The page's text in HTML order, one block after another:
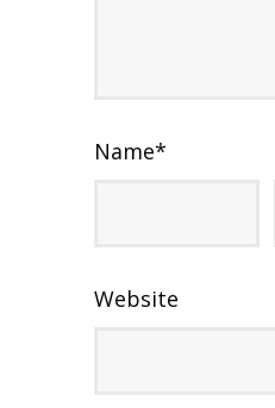
Name*
Website